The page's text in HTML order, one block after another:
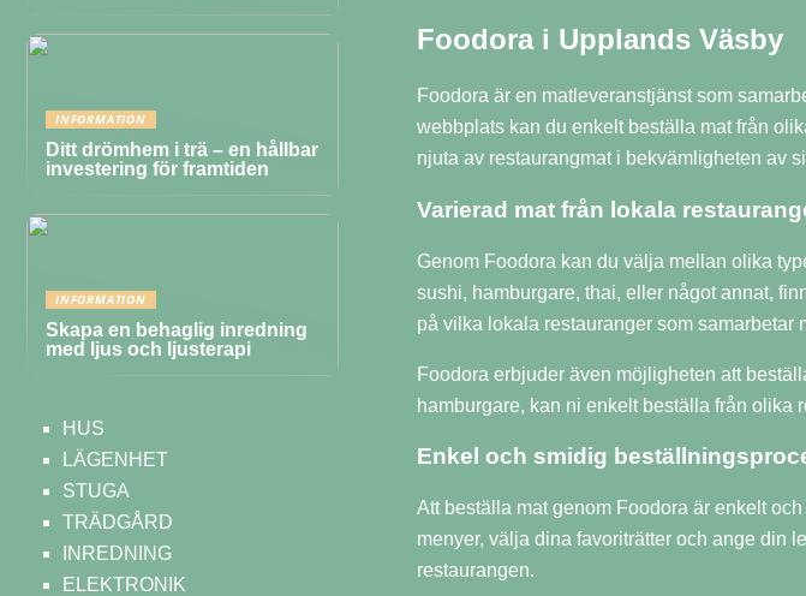
Foodora i Upplands Väsby
Foodora är en matleveranstjänst som
webbplats kan du enkelt beställa mat från
njuta av restaurangmat i bekvämligheten av
Varierad mat från lokala
Genom Foodora kan du välja mellan olika
sushi, hamburgare, thai, eller något annat,
på vilka lokala restauranger som samarbetar
Foodora erbjuder även möjligheten att
hamburgare, kan ni enkelt beställa från olika
Enkel och smidig
Att beställa mat genom Foodora är enkelt
menyer, välja dina favoriträtter och ange din
restaurangen.
INFORMATION
Ditt drömhem i trä – en hållbar
investering för framtiden
INFORMATION
Skapa en behaglig inredning
med ljus och ljusterapi
HUS
LÄGENHET
STUGA
TRÄDGÅRD
INREDNING
ELEKTRONIK